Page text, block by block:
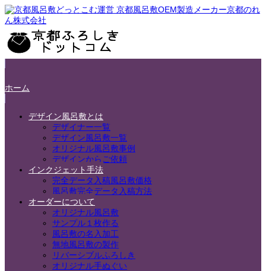
ホーム
デザイン風呂敷とは
デザイナー一覧
デザイン風呂敷一覧
オリジナル風呂敷事例
デザインからご依頼
インクジェット手法
完全データ入稿風呂敷価格
風呂敷完全データ入稿方法
オーダーについて
オリジナル風呂敷
サンプル１枚作る
風呂敷の名入加工
無地風呂敷の製作
リバーシブルふろしき
オリジナル手ぬぐい